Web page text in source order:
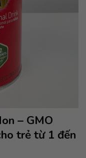
– GMO
trẻ từ 1 đến